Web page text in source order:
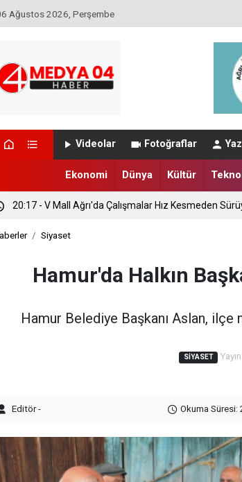
Ağustos 2026, Perşembe
Videolar Fotoğraflar
Ekonomi Dünya Kültür
20:44 - ATSO’dan Başsavcı Yusufoğlu’na İlk
20:17 - V Mall Ağrı'da Çalışmalar Hız Kesmeden
Siyaset
Hamur'da Halkın
Hamur Belediye Başkanı Aslan,
SIYASET
Editör - Okuma Süresi: